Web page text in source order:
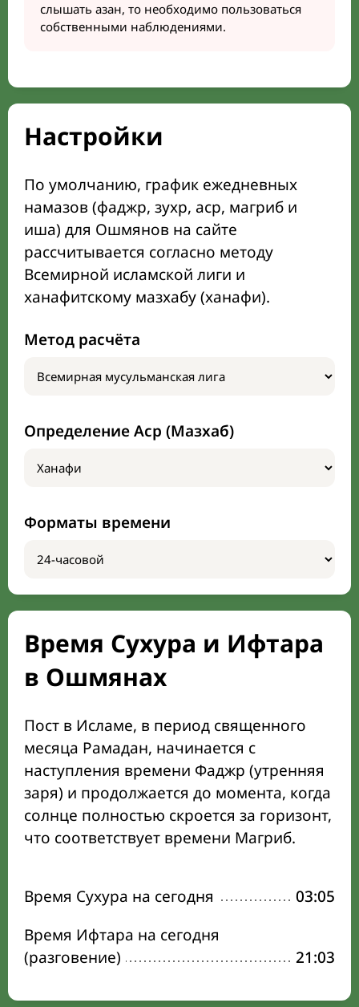
слышать азан, то необходимо пользоваться
собственными наблюдениями.
Настройки
По умолчанию, график ежедневных
намазов (фаджр, зухр, аср, магриб и
иша) для Ошмянов на сайте
рассчитывается согласно методу
Всемирной исламской лиги и
ханафитскому мазхабу (ханафи).
Метод расчёта
Определение Аср (Мазхаб)
Форматы времени
Время Сухура и Ифтара
в Ошмянах
Пост в Исламе, в период священного
месяца Рамадан, начинается с
наступления времени Фаджр (утренняя
заря) и продолжается до момента, когда
солнце полностью скроется за горизонт,
что соответствует времени Магриб.
Время Сухура на сегодня
03:05
Время Ифтара на сегодня
(разговение)
21:03